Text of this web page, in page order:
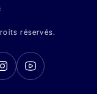
réservés.